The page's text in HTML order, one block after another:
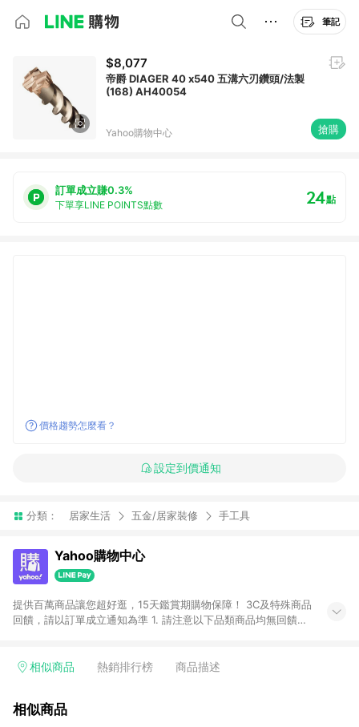
筆記
$8,077
帝爵 DIAGER 40 x540 五溝六刃鑽頭/法製
(168) AH40054
Yahoo購物中心 搶購
訂單成立賺0.3%
下單享LINE POINTS點數 24點
價格趨勢怎麼看？
設定到價通知
分類： 居家生活 五金/居家裝修 手工具
Yahoo購物中心
提供百萬商品讓您超好逛，15天鑑賞期購物保障！ 3C及特殊商品
回饋，請以訂單成立通知為準 1. 請注意以下品類商品均無回饋：
電玩/遊戲/相機/單眼/鏡頭/拍立得 [2024/6/1起適用] -內接硬
的購回饋活動享Yahoo超贈點回饋者 - 購物中心商店之商品：商
相似商品 熱銷排行榜 商品描述
相似商品